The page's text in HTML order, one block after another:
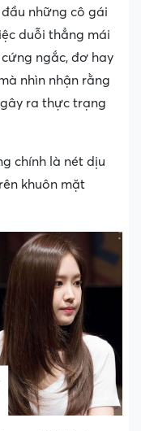
những cô gái
duỗi thẳng mái
ngắc, đơ hay
nhìn nhận rằng
ra thực trạng
chính là nét dịu
khuôn mặt